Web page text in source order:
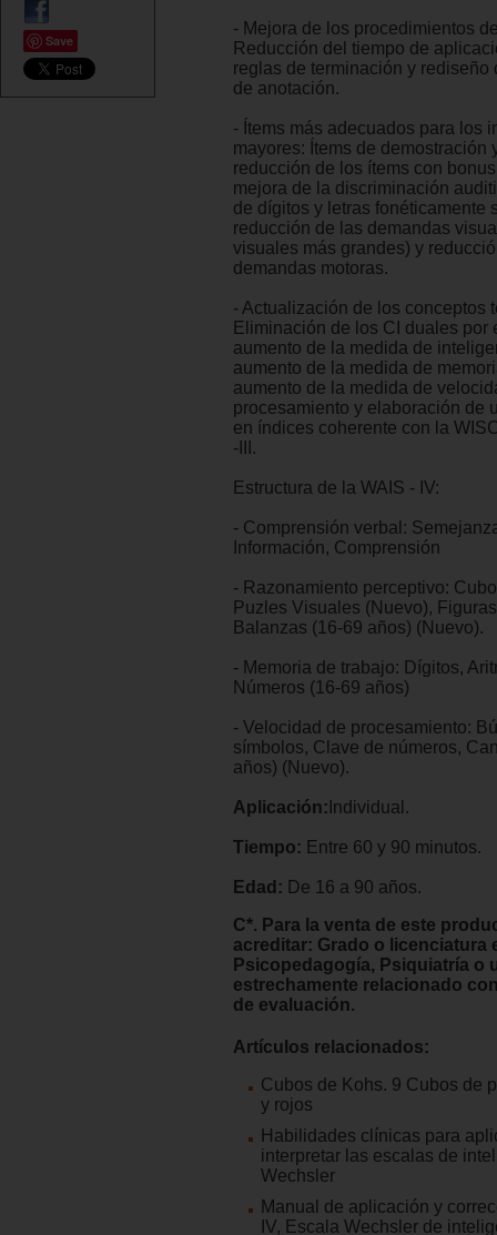
Save
- Mejora de los procedimientos
Reducción del tiempo de
reglas de terminación y rediseño
de anotación.
- Ítems más adecuados para los
mayores: Ítems de demostración
reducción de los ítems con
mejora de la discriminación
de dígitos y letras fonéticamente
reducción de las demandas
visuales más grandes) y
demandas motoras.
- Actualización de los conceptos
Eliminación de los CI duales por
aumento de la medida de
aumento de la medida de
aumento de la medida de
procesamiento y elaboración de
en índices coherente con la
-III.
Estructura de la WAIS - IV:
- Comprensión verbal:
Información, Comprensión
- Razonamiento perceptivo:
Puzles Visuales (Nuevo),
Balanzas (16-69 años) (Nuevo).
- Memoria de trabajo: Dígitos,
Números (16-69 años)
- Velocidad de procesamiento:
símbolos, Clave de números,
años) (Nuevo).
Aplicación: Individual.
Tiempo: Entre 60 y 90 minutos.
Edad: De 16 a 90 años.
C*. Para la venta de este
acreditar: Grado o licenciatura
Psicopedagogía, Psiquiatría o
estrechamente relacionado
de evaluación.
Artículos relacionados:
Cubos de Kohs. 9 Cubos de
y rojos
Habilidades clínicas para
interpretar las escalas de
Wechsler
Manual de aplicación y
IV, Escala Wechsler de